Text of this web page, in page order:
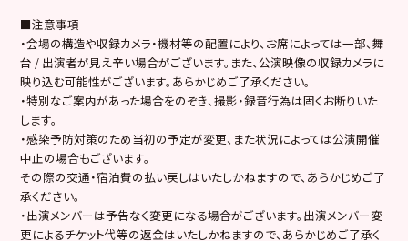
■注意事項
・会場の構造や収録カメラ・機材等の配置により、お席によっては一部、舞
台 / 出演者が見え辛い場合がございます。また、公演映像の収録カメラに
映り込む可能性がございます。あらかじめご了承ください。
・特別なご案内があった場合をのぞき、撮影・録音行為は固くお断りいた
します。
・感染予防対策のため当初の予定が変更、また状況によっては公演開催
中止の場合もございます。
その際の交通・宿泊費の払い戻しはいたしかねますので、あらかじめご了
承ください。
・出演メンバーは予告なく変更になる場合がございます。出演メンバー変
更によるチケット代等の返金はいたしかねますので、あらかじめご了承く